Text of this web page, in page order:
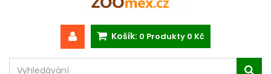
Košík: 0 Produkty 0 Kč